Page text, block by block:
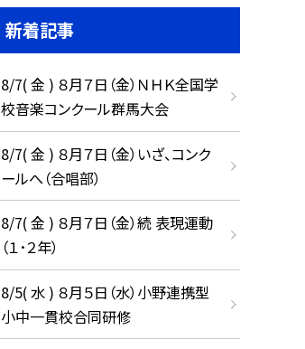
新着記事
8/7( 金 ) ８月７日（金）ＮＨＫ全国学
校音楽コンクール群馬大会
8/7( 金 ) ８月７日（金）いざ、コンク
ールへ（合唱部）
8/7( 金 ) ８月７日（金）続 表現運動
（１･２年）
8/5( 水 ) ８月５日（水）小野連携型
小中一貫校合同研修